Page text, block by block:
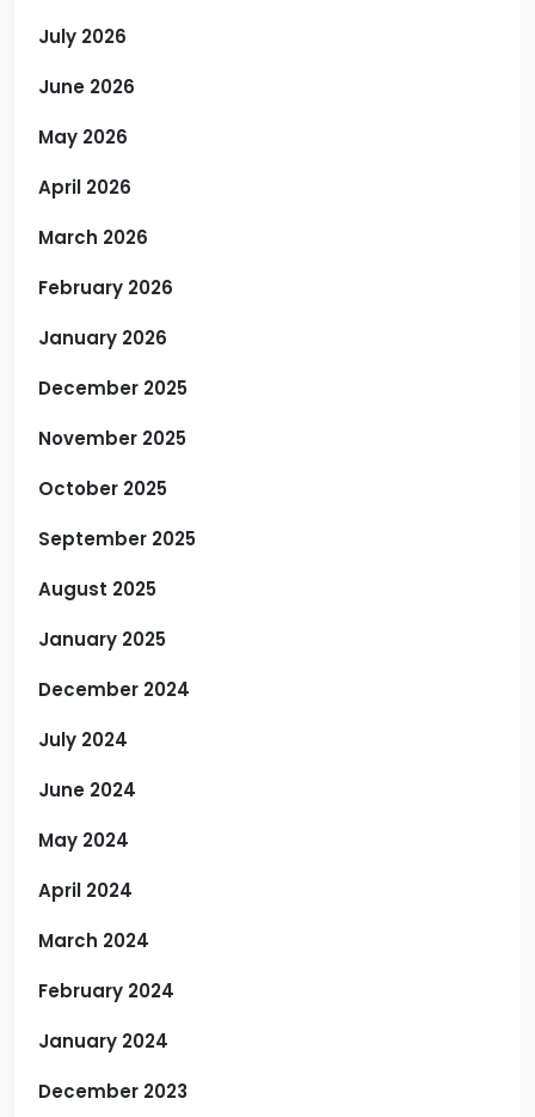
July 2026
June 2026
May 2026
April 2026
March 2026
February 2026
January 2026
December 2025
November 2025
October 2025
September 2025
August 2025
January 2025
December 2024
July 2024
June 2024
May 2024
April 2024
March 2024
February 2024
January 2024
December 2023